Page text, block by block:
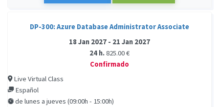
DP-300: Azure Database Administrator Associate
18 Jan 2027 - 21 Jan 2027
24 h.825.00 €
Confirmado
Live Virtual Class
Español
de lunes a jueves (09:00h - 15:00h)